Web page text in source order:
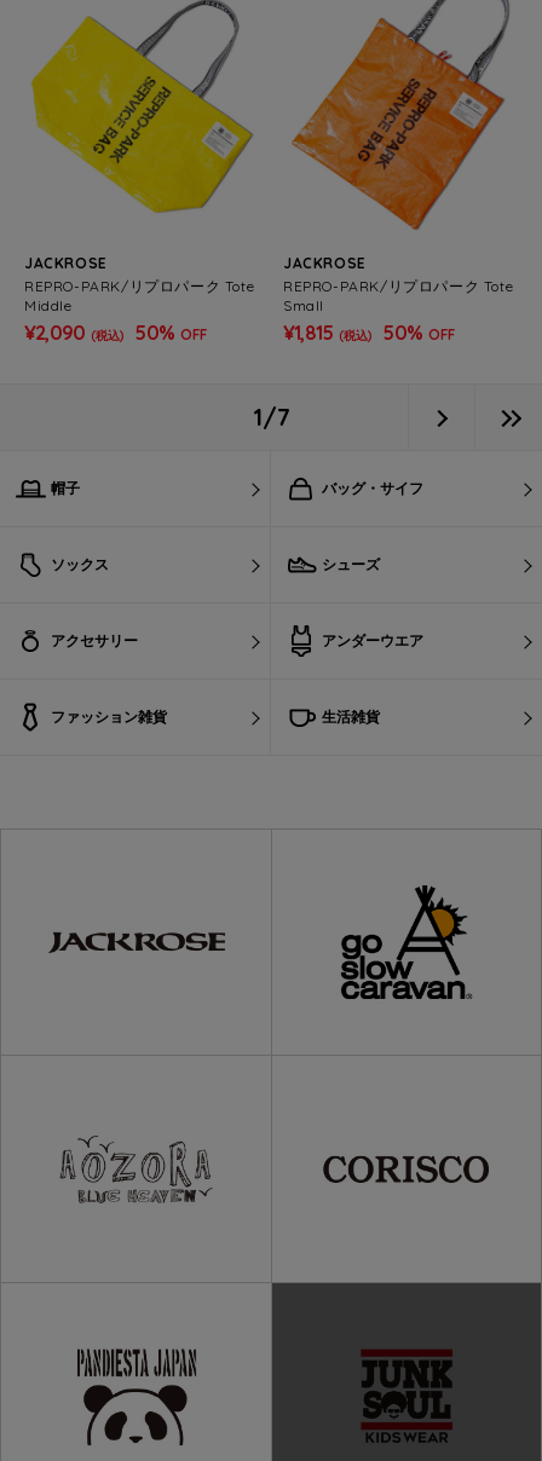
JACKROSE
REPRO-PARK/リプロパーク Tote
Middle
¥2,090 (税込) 50% OFF
JACKROSE
REPRO-PARK/リプロパーク Tote
Small
¥1,815 (税込) 50% OFF
1/7
帽子 バッグ・サイフ
ソックス シューズ
アクセサリー アンダーウエア
ファッション雑貨 生活雑貨